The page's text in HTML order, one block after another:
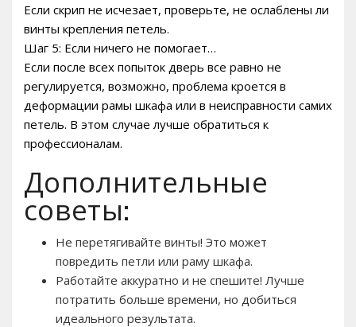
Если скрип не исчезает, проверьте, не ослаблены ли
винты крепления петель.
Шаг 5: Если ничего не помогает…
Если после всех попыток дверь все равно не
регулируется, возможно, проблема кроется в
деформации рамы шкафа или в неисправности самих
петель. В этом случае лучше обратиться к
профессионалам.
Дополнительные
советы:
Не перетягивайте винты! Это может
повредить петли или раму шкафа.
Работайте аккуратно и не спешите! Лучше
потратить больше времени, но добиться
идеального результата.